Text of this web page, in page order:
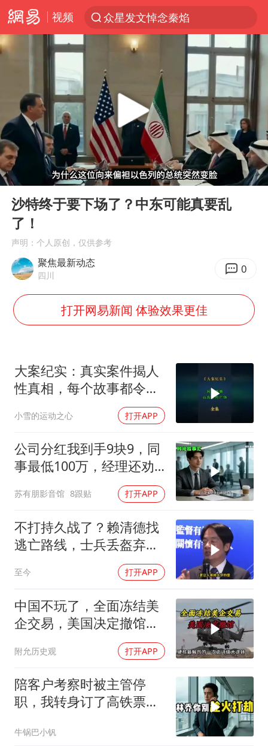
视频
众星发文悼念秦焰
新能源汽车产业链提速
SK海力士回应“或出售重庆工厂”传闻
大连一起飞航班因乘客可乐爆瓶折返
费大厨不自称“大王”了
血指纹匹配成功，20年悬案告破！凶手被执行死刑
辽宁28名务农人员中暑死亡？官方辟谣
独闯南太行失联女子遗体已找到
“还不如不放假”
武契奇：欧洲已处于大战边缘
7月CPI同比上涨0.5% 经济内生增长动力持续增强
部分银行上调存款利率
朱一龙的鼻子怎么了
成都多趟列车临时停运
下党之路
Play
沙特终于要下场了？中东可能真要乱
了！
声明：个人原创，仅供参考
聚焦最新动态
四川 0
打开网易新闻 体验效果更佳
大案纪实：真实案件揭人
性真相，每个故事都令人
小雪的运动之心 打开APP
公司分红我到手9块9，同
事最低100万，经理还劝
我续签，我笑了：不签了
苏有朋影音馆 8跟贴 打开APP
不打持久战了？赖清德找
逃亡路线，士兵丢盔弃
甲，解放军对其更名
至今 打开APP
中国不玩了，全面冻结美
企交易，美国决定撤馆，
附允历史观 打开APP
陪客户考察时被主管停
职，我转身订了高铁票。
亿合同没你根本签不了
牛锅巴小钒